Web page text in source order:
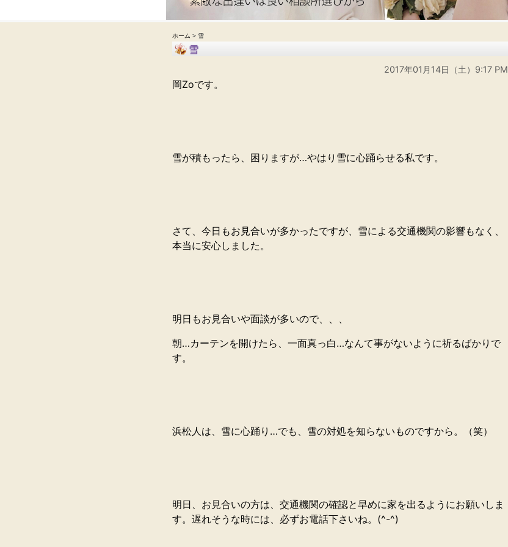
ホーム > 雪
雪
2017年01月14日（土）9:17 PM
岡Zoです。
雪が積もったら、困りますが…やはり雪に心踊らせる私です。
さて、今日もお見合いが多かったですが、雪による交通機関の影響もなく、
本当に安心しました。
明日もお見合いや面談が多いので、、、
朝…カーテンを開けたら、一面真っ白…なんて事がないように祈るばかりで
す。
浜松人は、雪に心踊り…でも、雪の対処を知らないものですから。（笑）
明日、お見合いの方は、交通機関の確認と早めに家を出るようにお願いしま
す。遅れそうな時には、必ずお電話下さいね。(^-^)